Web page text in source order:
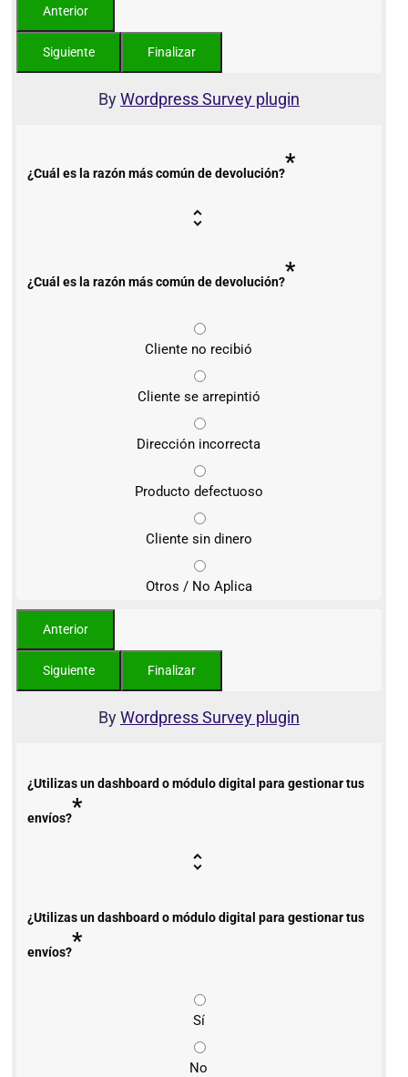
ByWordpress Survey plugin
¿Cuál es la razón más común de devolución?*
¿Cuál es la razón más común de devolución?*
Cliente no recibió
Cliente se arrepintió
Dirección incorrecta
Producto defectuoso
Cliente sin dinero
Otros / No Aplica
ByWordpress Survey plugin
¿Utilizas un dashboard o módulo digital para gestionar tus
envíos?*
¿Utilizas un dashboard o módulo digital para gestionar tus
envíos?*
Sí
No